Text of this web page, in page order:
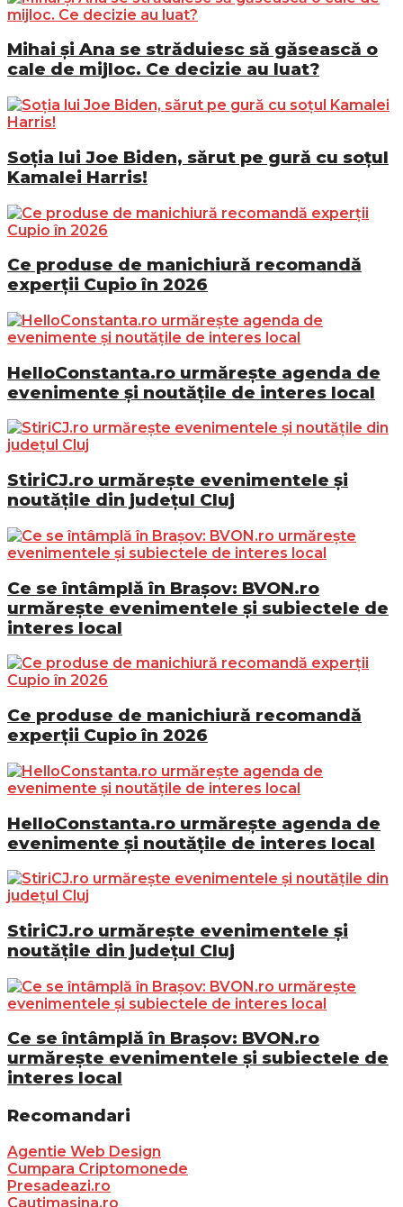
Mihai și Ana se străduiesc să găsească o
cale de mijloc. Ce decizie au luat?
Soția lui Joe Biden, sărut pe gură cu soțul
Kamalei Harris!
Ce produse de manichiură recomandă
experții Cupio în 2026
HelloConstanta.ro urmărește agenda de
evenimente și noutățile de interes local
StiriCJ.ro urmărește evenimentele și
noutățile din județul Cluj
Ce se întâmplă în Brașov: BVON.ro
urmărește evenimentele și subiectele de
interes local
Ce produse de manichiură recomandă
experții Cupio în 2026
HelloConstanta.ro urmărește agenda de
evenimente și noutățile de interes local
StiriCJ.ro urmărește evenimentele și
noutățile din județul Cluj
Ce se întâmplă în Brașov: BVON.ro
urmărește evenimentele și subiectele de
interes local
Recomandari
Agentie Web Design
Cumpara Criptomonede
Presadeazi.ro
Cautimasina.ro